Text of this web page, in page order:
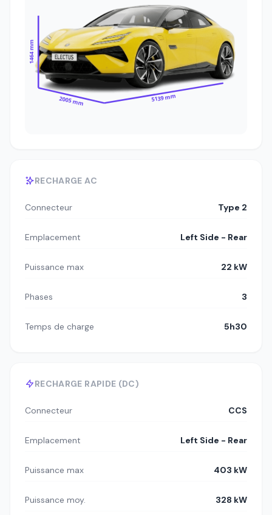
1464 mm
2005 mm 5139 mm
RECHARGE AC
Connecteur Type 2
Emplacement Left Side - Rear
Puissance max 22 kW
Phases 3
Temps de charge 5h30
RECHARGE RAPIDE (DC)
Connecteur CCS
Emplacement Left Side - Rear
Puissance max 403 kW
Puissance moy. 328 kW